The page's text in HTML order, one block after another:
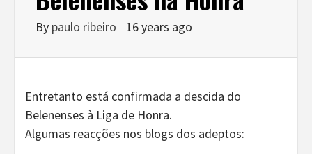
By paulo ribeiro 16 years ago
Entretanto está confirmada a descida do
Belenenses à Liga de Honra.
Algumas reacções nos blogs dos adeptos: